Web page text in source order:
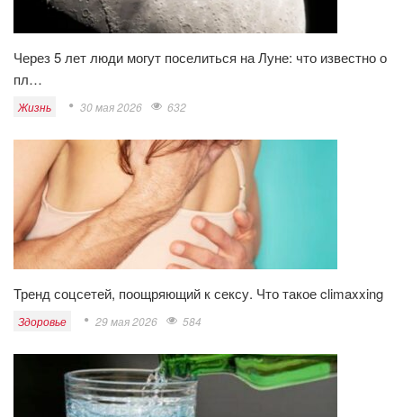
Через 5 лет люди могут поселиться на Луне: что известно о
пл…
Жизнь 30 мая 2026 632
Тренд соцсетей, поощряющий к сексу. Что такое climaxxing
Здоровье 29 мая 2026 584